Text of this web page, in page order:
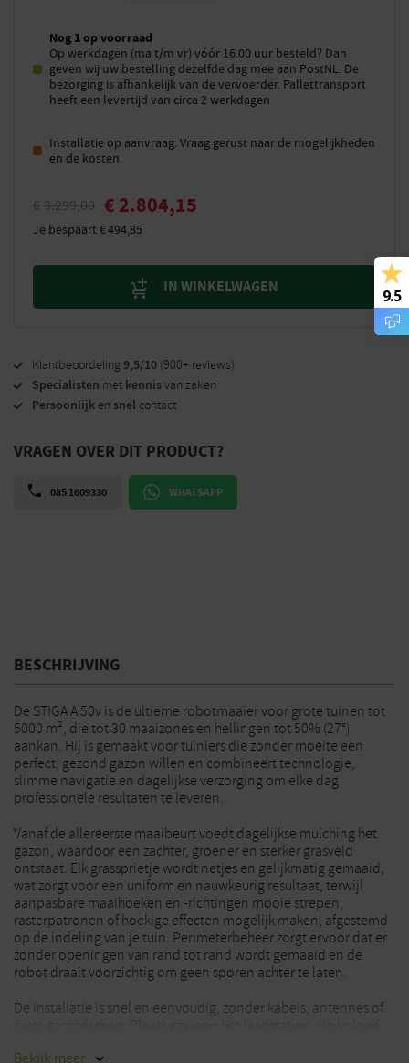
Nog 1 op voorraad
Op werkdagen (ma t/m vr) vóór 16.00 uur besteld? Dan
geven wij uw bestelling dezelfde dag mee aan PostNL. De
bezorging is afhankelijk van de vervoerder. Pallettransport
heeft een levertijd van circa 2 werkdagen
Installatie op aanvraag. Vraag gerust naar de mogelijkheden
en de kosten.
€ 3.299,00 € 2.804,15
Je bespaart€494,85
IN WINKELWAGEN
Klantbeoordeling9,5/10 (900+ reviews)
Specialisten met kennisvan zaken
Persoonlijk en snel contact
VRAGEN OVER DIT PRODUCT?
085 1609330 WHATSAPP
BESCHRIJVING
De STIGA A 50v is de ultieme robotmaaier voor grote tuinen tot
5000 m², die tot 30 maaizones en hellingen tot 50% (27°)
aankan. Hij is gemaakt voor tuiniers die zonder moeite een
perfect, gezond gazon willen en combineert technologie,
slimme navigatie en dagelijkse verzorging om elke dag
professionele resultaten te leveren.
Vanaf de allereerste maaibeurt voedt dagelijkse mulching het
gazon, waardoor een zachter, groener en sterker grasveld
ontstaat. Elk grassprietje wordt netjes en gelijkmatig gemaaid,
wat zorgt voor een uniform en nauwkeurig resultaat, terwijl
aanpasbare maaihoeken en -richtingen mooie strepen,
rasterpatronen of hoekige effecten mogelijk maken, afgestemd
op de indeling van je tuin. Perimeterbeheer zorgt ervoor dat er
zonder openingen van rand tot rand wordt gemaaid en de
robot draait voorzichtig om geen sporen achter te laten.
De installatie is snel en eenvoudig, zonder kabels, antennes of
Bekijk meer
9.5